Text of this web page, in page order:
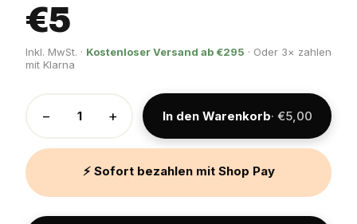
€5
Inkl. MwSt. · Kostenloser Versand ab €295 · Oder 3× zahlen
mit Klarna
− + In den Warenkorb· €5,00
⚡ Sofort bezahlen mit Shop Pay